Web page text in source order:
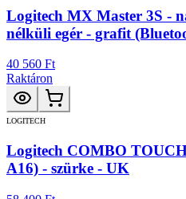
Logitech MX Master 3S -
nélküli egér - grafit
40 560 Ft
Raktáron
LOGITECH
Logitech COMBO
A16) - szürke - UK